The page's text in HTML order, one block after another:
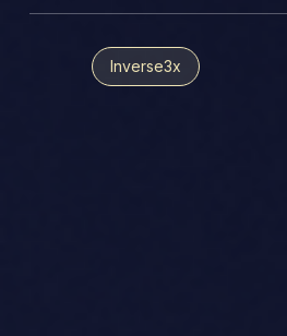
Inverse3x